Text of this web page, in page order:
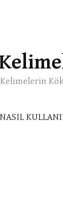
Kelimelerin
NASIL